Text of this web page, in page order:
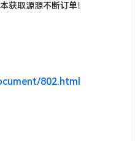
获取源源不断订单！
802.html